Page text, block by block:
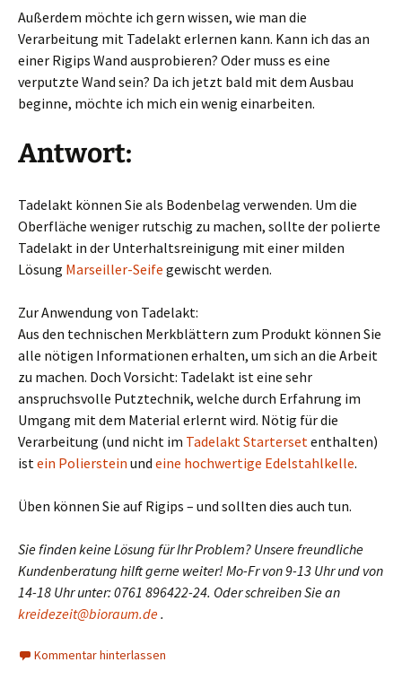
Außerdem möchte ich gern wissen, wie man die
Verarbeitung mit Tadelakt erlernen kann. Kann ich das an
einer Rigips Wand ausprobieren? Oder muss es eine
verputzte Wand sein? Da ich jetzt bald mit dem Ausbau
beginne, möchte ich mich ein wenig einarbeiten.
Antwort:
Tadelakt können Sie als Bodenbelag verwenden. Um die
Oberfläche weniger rutschig zu machen, sollte der polierte
Tadelakt in der Unterhaltsreinigung mit einer milden
Lösung Marseiller-Seife gewischt werden.
Zur Anwendung von Tadelakt:
Aus den technischen Merkblättern zum Produkt können Sie
alle nötigen Informationen erhalten, um sich an die Arbeit
zu machen. Doch Vorsicht: Tadelakt ist eine sehr
anspruchsvolle Putztechnik, welche durch Erfahrung im
Umgang mit dem Material erlernt wird. Nötig für die
Verarbeitung (und nicht im Tadelakt Startersetenthalten)
istein Polierstein und eine hochwertige Edelstahlkelle.
Üben können Sie auf Rigips – und sollten dies auch tun.
Sie finden keine Lösung für Ihr Problem? Unsere freundliche
Kundenberatung hilft gerne weiter! Mo-Fr von 9-13 Uhr und von
14-18 Uhr unter: 0761 896422-24. Oder schreiben Sie an
kreidezeit@bioraum.de.
Kommentar hinterlassen